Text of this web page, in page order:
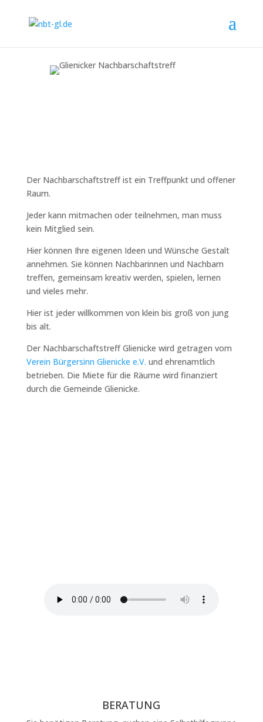
Der Nachbarschaftstreff ist ein Treffpunkt und offener
Raum.
Jeder kann mitmachen oder teilnehmen, man muss
kein Mitglied sein.
Hier können Ihre eigenen Ideen und Wünsche Gestalt
annehmen. Sie können Nachbarinnen und Nachbarn
treffen, gemeinsam kreativ werden, spielen, lernen
und vieles mehr.
Hier ist jeder willkommen von klein bis groß von jung
bis alt.
Der Nachbarschaftstreff Glienicke wird getragen vom
Verein Bürgersinn Glienicke e.V. und ehrenamtlich
betrieben. Die Miete für die Räume wird finanziert
durch die Gemeinde Glienicke.
BERATUNG